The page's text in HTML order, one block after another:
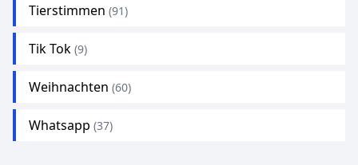
Tierstimmen (91)
Tik Tok (9)
Weihnachten (60)
Whatsapp (37)